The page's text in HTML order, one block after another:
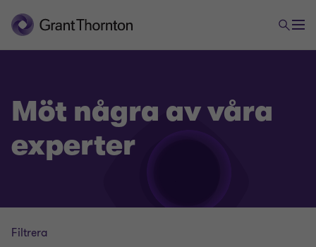
Möt några av våra
experter
Filtrera